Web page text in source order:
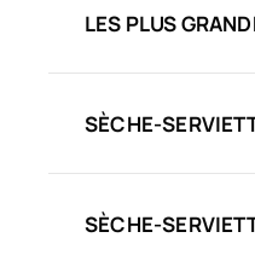
LES PLUS
SÈCHE-
SÈCHE-